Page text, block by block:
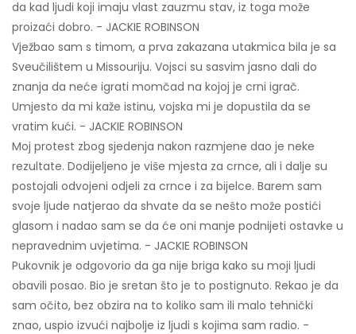
da kad ljudi koji imaju vlast zauzmu stav, iz toga može
proizaći dobro. - JACKIE ROBINSON
Vježbao sam s timom, a prva zakazana utakmica bila je sa
Sveučilištem u Missouriju. Vojsci su sasvim jasno dali do
znanja da neće igrati momčad na kojoj je crni igrač.
Umjesto da mi kaže istinu, vojska mi je dopustila da se
vratim kući. - JACKIE ROBINSON
Moj protest zbog sjedenja nakon razmjene dao je neke
rezultate. Dodijeljeno je više mjesta za crnce, ali i dalje su
postojali odvojeni odjeli za crnce i za bijelce. Barem sam
svoje ljude natjerao da shvate da se nešto može postići
glasom i nadao sam se da će oni manje podnijeti ostavke u
nepravednim uvjetima. - JACKIE ROBINSON
Pukovnik je odgovorio da ga nije briga kako su moji ljudi
obavili posao. Bio je sretan što je to postignuto. Rekao je da
sam očito, bez obzira na to koliko sam ili malo tehnički
znao, uspio izvući najbolje iz ljudi s kojima sam radio. -